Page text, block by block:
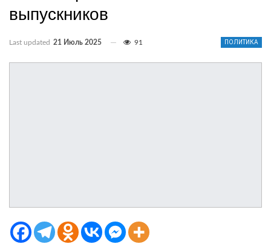
выпускников
ПОЛИТИКА
Last updated 21 Июль 2025 91